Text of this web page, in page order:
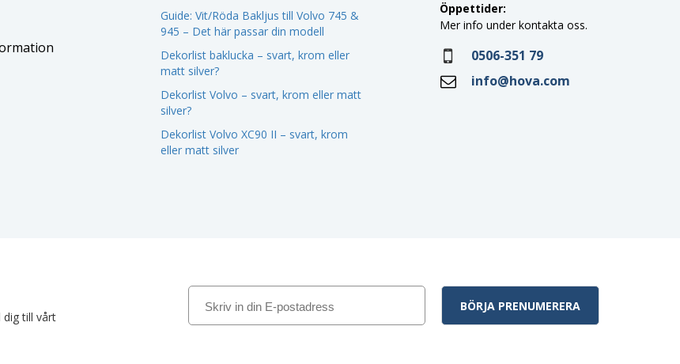
Guide: Vit/Röda Bakljus till Volvo 745 &
945 – Det här passar din modell
Dekorlist baklucka – svart, krom eller
matt silver?
Dekorlist Volvo – svart, krom eller matt
silver?
Dekorlist Volvo XC90 II – svart, krom
eller matt silver
Öppettider:
Mer info under kontakta oss.
0506-351 79
info@hova.com
dig till vårt